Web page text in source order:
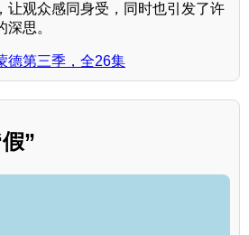
让观众感同身受，同时也引发了许
思。
德第三季，全26集
”